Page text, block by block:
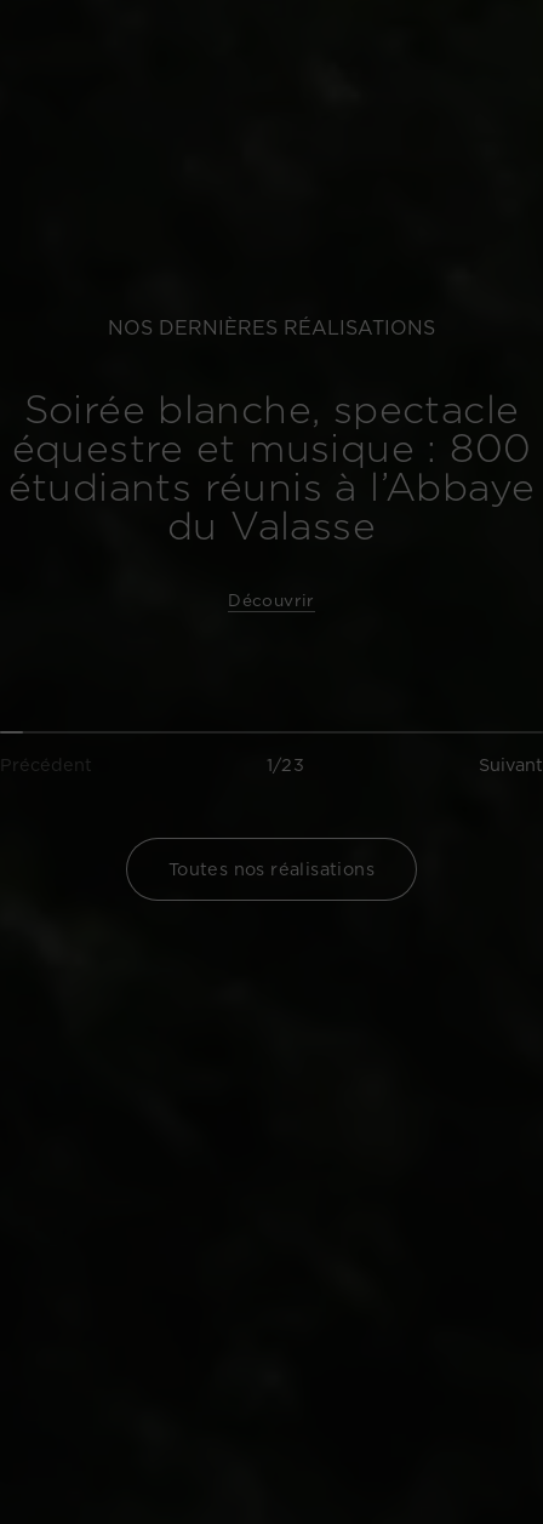
NOS DERNIÈRES RÉALISATIONS
Soirée blanche, spectacle
équestre et musique : 800
étudiants réunis à l’Abbaye
du Valasse
Découvrir
Précédent 1/23 Suivant
Toutes nos réalisations